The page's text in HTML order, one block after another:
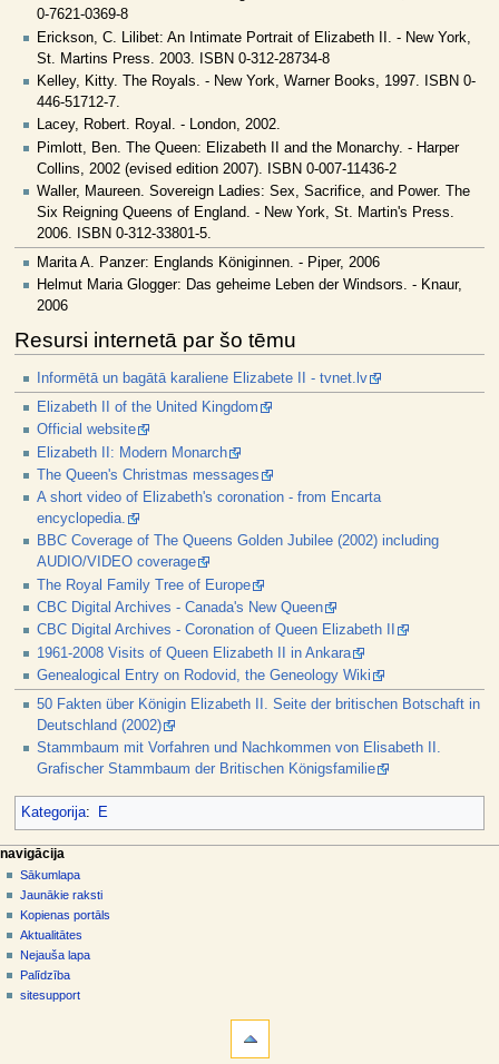
0-7621-0369-8
Erickson, C. Lilibet: An Intimate Portrait of Elizabeth II. - New York,
St. Martins Press. 2003. ISBN 0-312-28734-8
Kelley, Kitty. The Royals. - New York, Warner Books, 1997. ISBN 0-
446-51712-7.
Lacey, Robert. Royal. - London, 2002.
Pimlott, Ben. The Queen: Elizabeth II and the Monarchy. - Harper
Collins, 2002 (evised edition 2007). ISBN 0-007-11436-2
Waller, Maureen. Sovereign Ladies: Sex, Sacrifice, and Power. The
Six Reigning Queens of England. - New York, St. Martin's Press.
2006. ISBN 0-312-33801-5.
Marita A. Panzer: Englands Königinnen. - Piper, 2006
Helmut Maria Glogger: Das geheime Leben der Windsors. - Knaur,
2006
Resursi internetā par šo tēmu
Informētā un bagātā karaliene Elizabete II - tvnet.lv
Elizabeth II of the United Kingdom
Official website
Elizabeth II: Modern Monarch
The Queen's Christmas messages
A short video of Elizabeth's coronation - from Encarta
encyclopedia.
BBC Coverage of The Queens Golden Jubilee (2002) including
AUDIO/VIDEO coverage
The Royal Family Tree of Europe
CBC Digital Archives - Canada's New Queen
CBC Digital Archives - Coronation of Queen Elizabeth II
1961-2008 Visits of Queen Elizabeth II in Ankara
Genealogical Entry on Rodovid, the Geneology Wiki
50 Fakten über Königin Elizabeth II. Seite der britischen Botschaft in
Deutschland (2002)
Stammbaum mit Vorfahren und Nachkommen von Elisabeth II.
Grafischer Stammbaum der Britischen Königsfamilie
Kategorija: E
N
a
v
g
ā
c
lapas darbības
raksts
diskusija
skatīt
aplūkot
kodu
vēsture
dalībnieka rīki
pieslēgties
navigācija
Sākumlapa
Jaunākie raksti
Kopienas portāls
Aktualitātes
Nejauša lapa
Palīdzība
sitesupport